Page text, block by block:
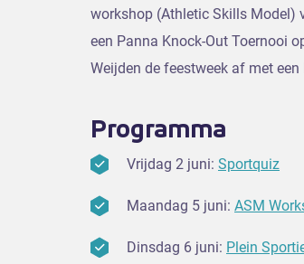
workshop (Athletic Skills Model)
een Panna Knock-Out Toernooi
Weijden de feestweek af met
Programma
Vrijdag 2 juni: Sportquiz
Maandag 5 juni: ASM
Dinsdag 6 juni: Plein